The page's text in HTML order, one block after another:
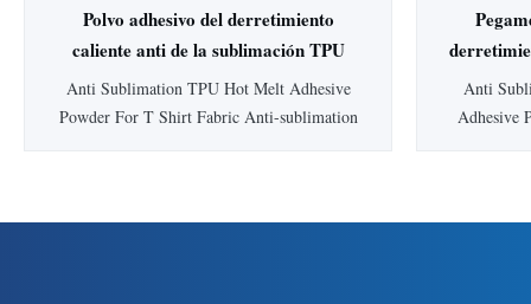
Polvo adhesivo del derretimiento
caliente anti de la sublimación TPU
para la tela de la camiseta
Anti Sublimation TPU Hot Melt Adhesive
Powder For T Shirt Fabric Anti-sublimation
visible through the transfer. Anti-sublimation
Anti
Adhesive
properties